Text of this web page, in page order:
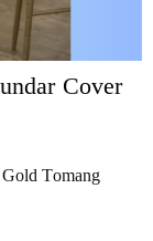
Cover
Tomang